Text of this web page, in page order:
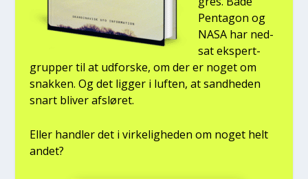
Pen­ta­gon og
NASA har ned­
sat eks­pert­
grup­per til at udfor­ske, om der er noget om
snak­ken. Og det lig­ger i luf­ten, at sand­he­den
snart bli­ver afslø­ret.
Eller hand­ler det i vir­ke­lig­he­den om noget helt
andet?